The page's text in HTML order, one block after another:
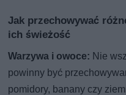
Jak przechowywać
ich świeżość
Warzywa i owoce: Nie
powinny być
pomidory, banany czy